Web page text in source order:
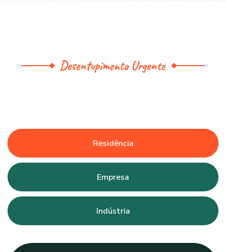
Desentupimento Urgente
Residência
Empresa
Indústria